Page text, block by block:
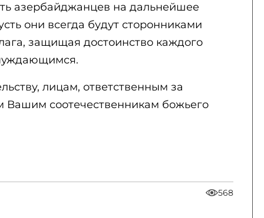
азербайджанцев на дальнейшее
они всегда будут сторонниками
защищая достоинство каждого
лицам, ответственным за
Вашим соотечественникам божьего
568